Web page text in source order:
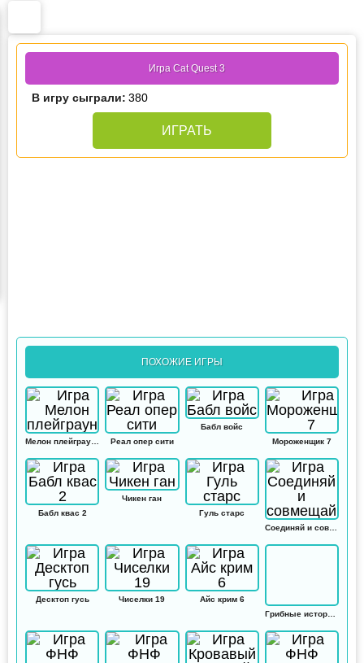
Игра Cat Quest 3
В игру сыграли: 380
ИГРАТЬ
ПОХОЖИЕ ИГРЫ
Реал опер сити
Бабл войс
Мороженщик 7
Бабл квас 2
Чикен ган
Гуль старс
Соединяй и совмещай
Десктоп гусь Чиселки 19
Айс крим 6
Грибные истории: Кликер